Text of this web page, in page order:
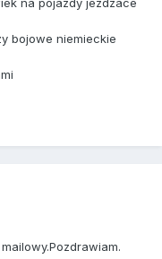
bojowe niemieckie